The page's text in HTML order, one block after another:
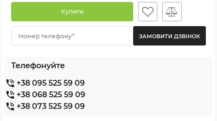
Купити
Номер телефону*
Телефонуйте
+38 095 525 59 09
+38 068 525 59 09
+38 073 525 59 09